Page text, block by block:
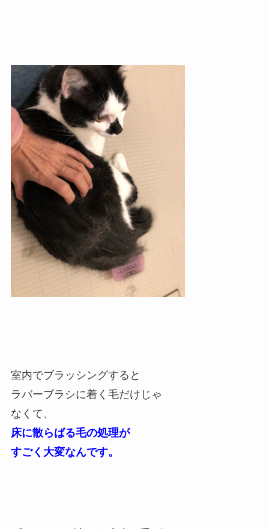
室内でブラッシングすると
ラバーブラシに着く毛だけじゃ
なくて、
床に散らばる毛の処理が
すごく大変なんです。